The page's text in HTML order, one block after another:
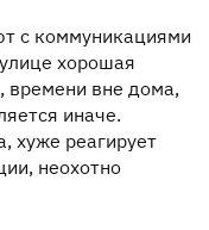
с коммуникациями
хорошая
времени вне дома,
иначе.
хуже реагирует
неохотно